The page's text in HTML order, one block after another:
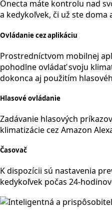
Onecta máte kontrolu nad
a kedykoľvek, či už ste doma
Ovládanie cez aplikáciu
Prostredníctvom mobilnej
pohodlne ovládať svoju
dokonca aj použitím
Hlasové ovládanie
Zadávanie hlasových
klimatizácie cez Amazon
Časovač
K dispozícii sú nastavenia
kedykoľvek počas 24-